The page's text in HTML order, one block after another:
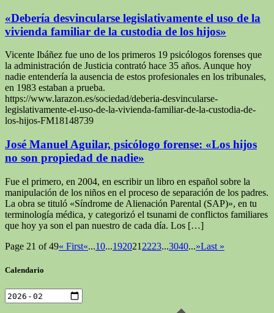
«Debería desvincularse legislativamente el uso de la
vivienda familiar de la custodia de los hijos»
Vicente Ibáñez fue uno de los primeros 19 psicólogos forenses que
la administración de Justicia contrató hace 35 años. Aunque hoy
nadie entendería la ausencia de estos profesionales en los tribunales,
en 1983 estaban a prueba.
https://www.larazon.es/sociedad/deberia-desvincularse-
legislativamente-el-uso-de-la-vivienda-familiar-de-la-custodia-de-
los-hijos-FM18148739
José Manuel Aguilar, psicólogo forense: «Los hijos
no son propiedad de nadie»
Fue el primero, en 2004, en escribir un libro en español sobre la
manipulación de los niños en el proceso de separación de los padres.
La obra se tituló «Síndrome de Alienación Parental (SAP)», en tu
terminología médica, y categorizó el tsunami de conflictos familiares
que hoy ya son el pan nuestro de cada día. Los […]
Page 21 of 49« First«...10...192021 2223...3040...»Last »
Calendario